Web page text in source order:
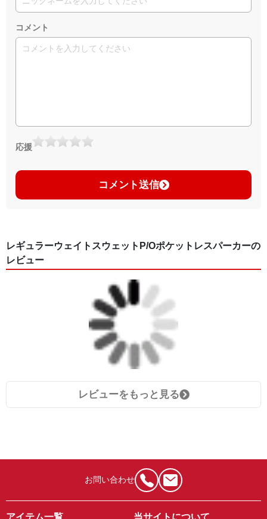
コメント
応援
コメント送信
レギュラーウェイトスウェットP/Oポケットレスパーカーの
レビュー
レビューをもっと見る
お問い合わせ
アイテム一覧 当サイトについて